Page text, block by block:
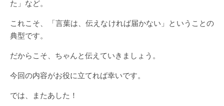
た」など。
これこそ、「言葉は、伝えなければ届かない」ということの
典型です。
だからこそ、ちゃんと伝えていきましょう。
今回の内容がお役に立てれば幸いです。
では、またあした！